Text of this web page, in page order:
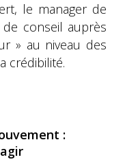
le manager de
conseil auprès
» au niveau des
crédibilité.
: